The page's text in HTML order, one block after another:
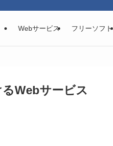
Webサービス フリーソフト
Webサービス